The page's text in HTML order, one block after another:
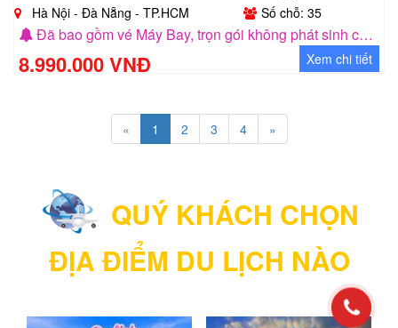
Hà Nội - Đà Nẵng - TP.HCM
Số chỗ: 35
Đã bao gồm vé Máy Bay, trọn gói không phát sinh chi phí trong suốt quáy trình đi tour, có chương trình khuyến mãi cho nhóm khách từ 6 người trở lên.
8.990.000 VNĐ Xem chi tiết
« 1 2 3 4 »
QUÝ KHÁCH CHỌN
ĐỊA ĐIỂM DU LỊCH NÀO